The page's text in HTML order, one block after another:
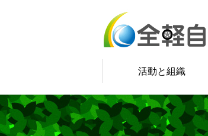
活動と組織